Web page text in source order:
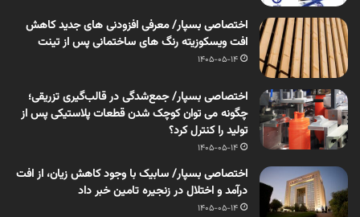
اختصاصی بسپار/ معرفی افزودنی های جدید کاهش
افت ویسکوزیته رنگ های ساختمانی پس از تینت
1405-05-14
اختصاصی بسپار/ جمع‌شدگی در قالب‌گیری تزریقی؛
چگونه می توان کوچک شدن قطعات پلاستیکی پس از
تولید را کنترل کرد؟
1405-05-14
اختصاصی بسپار/ سابیک با وجود کاهش زیان، از افت
درآمد و اختلال در زنجیره تامین خبر داد
1405-05-14